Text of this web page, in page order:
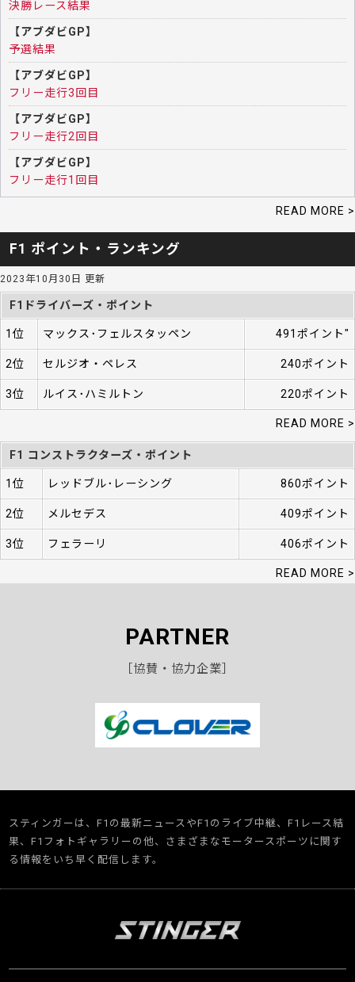
決勝レース結果
【アブダビGP】
予選結果
【アブダビGP】
フリー走行3回目
【アブダビGP】
フリー走行2回目
【アブダビGP】
フリー走行1回目
READ MORE >
F1 ポイント・ランキング
2023年10月30日 更新
F1ドライバーズ・ポイント
1位 マックス･フェルスタッペン 491ポイント"
2位 セルジオ・ペレス 240ポイント
3位 ルイス･ハミルトン 220ポイント
READ MORE >
F1 コンストラクターズ・ポイント
1位 レッドブル･レーシング 860ポイント
2位 メルセデス 409ポイント
3位 フェラーリ 406ポイント
READ MORE >
PARTNER
［協賛・協力企業］
スティンガーは、F1の最新ニュースやF1のライブ中継、F1レース結
果、F1フォトギャラリーの他、さまざまなモータースポーツに関す
る情報をいち早く配信します。